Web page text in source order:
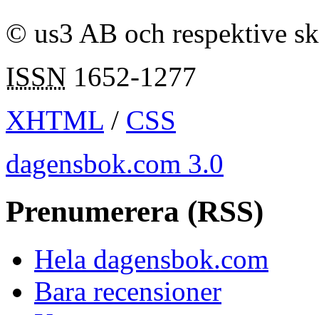
© us3 AB och respektive
ISSN 1652-1277
XHTML / CSS
dagensbok.com 3.0
Prenumerera (RSS)
Hela dagensbok.com
Bara recensioner